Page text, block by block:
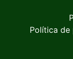
Política de